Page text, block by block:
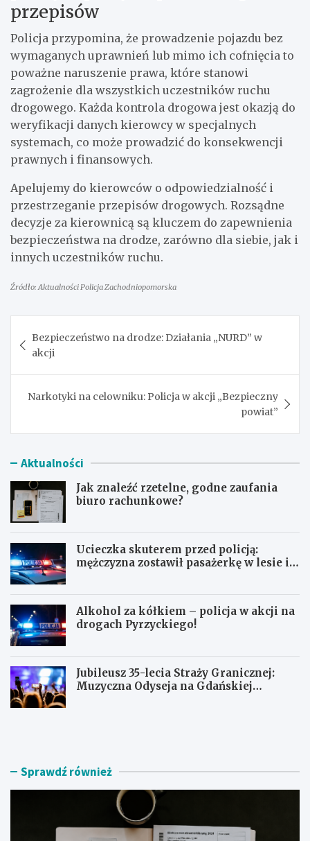
przepisów
Policja przypomina, że prowadzenie pojazdu bez
wymaganych uprawnień lub mimo ich cofnięcia to
poważne naruszenie prawa, które stanowi
zagrożenie dla wszystkich uczestników ruchu
drogowego. Każda kontrola drogowa jest okazją do
weryfikacji danych kierowcy w specjalnych
systemach, co może prowadzić do konsekwencji
prawnych i finansowych.
Apelujemy do kierowców o odpowiedzialność i
przestrzeganie przepisów drogowych. Rozsądne
decyzje za kierownicą są kluczem do zapewnienia
bezpieczeństwa na drodze, zarówno dla siebie, jak i
innych uczestników ruchu.
Źródło: Aktualności Policja Zachodniopomorska
wpisu
Bezpieczeństwo na drodze: Działania „NURD” w
akcji
Narkotyki na celowniku: Policja w akcji „Bezpieczny
powiat”
Aktualności
Jak znaleźć rzetelne, godne zaufania
biuro rachunkowe?
Ucieczka skuterem przed policją:
mężczyzna zostawił pasażerkę w lesie i
Alkohol za kółkiem – policja w akcji na
drogach Pyrzyckiego!
Jubileusz 35-lecia Straży Granicznej:
Muzyczna Odyseja na Gdańskiej
J
a
U
z Sprawdź również